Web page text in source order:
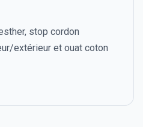
stop cordon
extérieur et ouat coton